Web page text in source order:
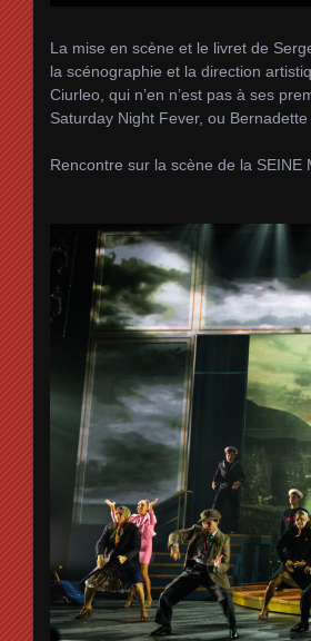
La mise en scène et le livret de
la scénographie et la direction
Ciurleo, qui n’en n’est pas à ses
Saturday Night Fever, ou
Rencontre sur la scène de la SEINE